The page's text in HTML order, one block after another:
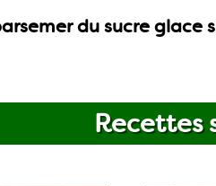
du sucre glace
Recettes